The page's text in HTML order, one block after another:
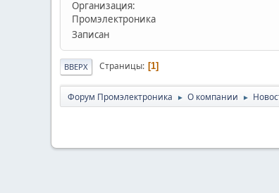
Организация:
Промэлектроника
Записан
ВВЕРХ Страницы 1
Форум Промэлектроника ► О компании ►